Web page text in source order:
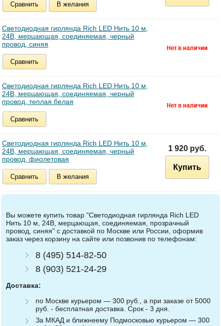
Сравнить В желания
Светодиодная гирлянда Rich LED Нить 10 м,
24В, мерцающая, соединяемая, черный
провод, синяя
Сравнить
Светодиодная гирлянда Rich LED Нить 10 м,
24В, мерцающая, соединяемая, черный
провод, теплая белая
Сравнить
Светодиодная гирлянда Rich LED Нить 10 м,
24В, мерцающая, соединяемая, черный
провод, фиолетовая
Сравнить В желания
1 920 руб.
Купить
Вы можете купить товар "Светодиодная гирлянда Rich LED
Нить 10 м, 24В, мерцающая, соединяемая, прозрачный
провод, синяя" с доставкой по Москве или России, оформив
заказ через корзину на сайте или позвонив по телефонам:
8 (495) 514-82-50
8 (903) 521-24-29
Доставка:
по Москве курьером — 300 руб., а при заказе от 5000
руб. - бесплатная доставка. Срок - 3 дня.
За МКАД и ближнеему Подмосковью курьером — 300